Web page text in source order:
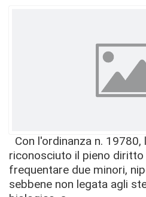
Con l'ordinanza n. 19780,
riconosciuto il pieno diritto
frequentare due minori,
sebbene non legata agli